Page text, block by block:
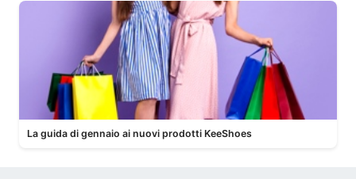
La guida di gennaio ai nuovi prodotti KeeShoes